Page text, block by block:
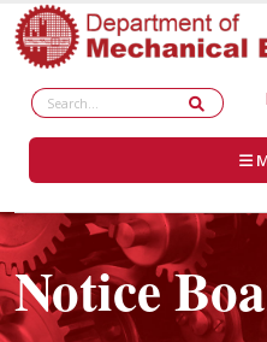
Notice